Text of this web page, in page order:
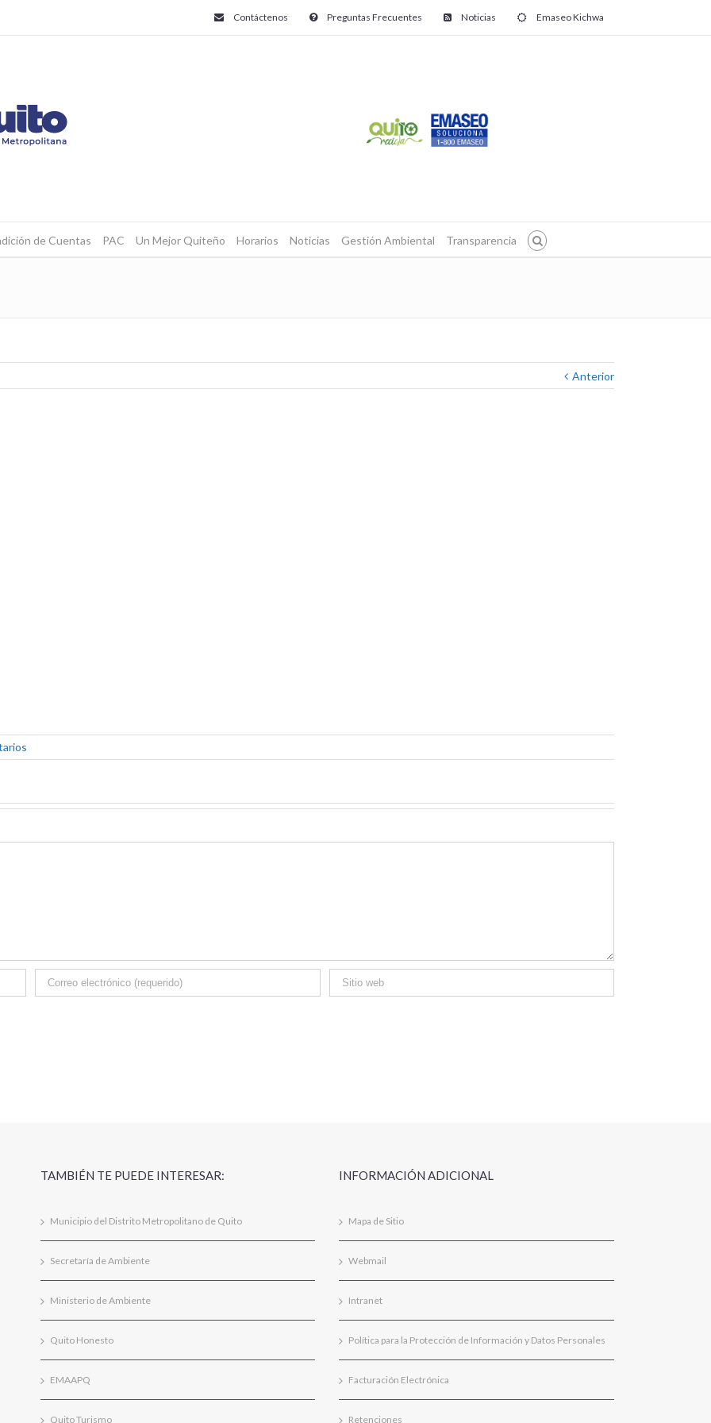
Contáctenos Preguntas Frecuentes Noticias Emaseo Kichwa
de Cuentas PAC Un Mejor Quiteño Horarios Noticias Gestión Ambiental Transparencia
Anterior
TAMBIÉN TE PUEDE INTERESAR:
Municipio del Distrito Metropolitano de Quito
Secretaría de Ambiente
Ministerio de Ambiente
Quito Honesto
EMAAPQ
Quito Turismo
INFORMACIÓN ADICIONAL
Mapa de Sitio
Webmail
Intranet
Política para la Protección de Información y Datos Personales
Facturación Electrónica
Retenciones